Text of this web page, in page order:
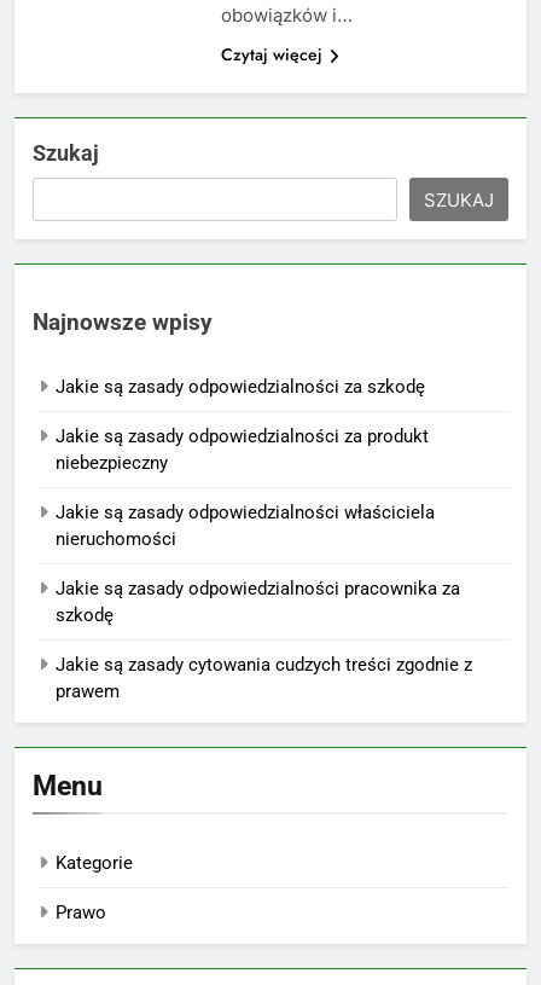
obowiązków i…
Czytaj więcej
Szukaj
SZUKAJ
Najnowsze wpisy
Jakie są zasady odpowiedzialności za szkodę
Jakie są zasady odpowiedzialności za produkt
niebezpieczny
Jakie są zasady odpowiedzialności właściciela
nieruchomości
Jakie są zasady odpowiedzialności pracownika za
szkodę
Jakie są zasady cytowania cudzych treści zgodnie z
prawem
Menu
Kategorie
Prawo